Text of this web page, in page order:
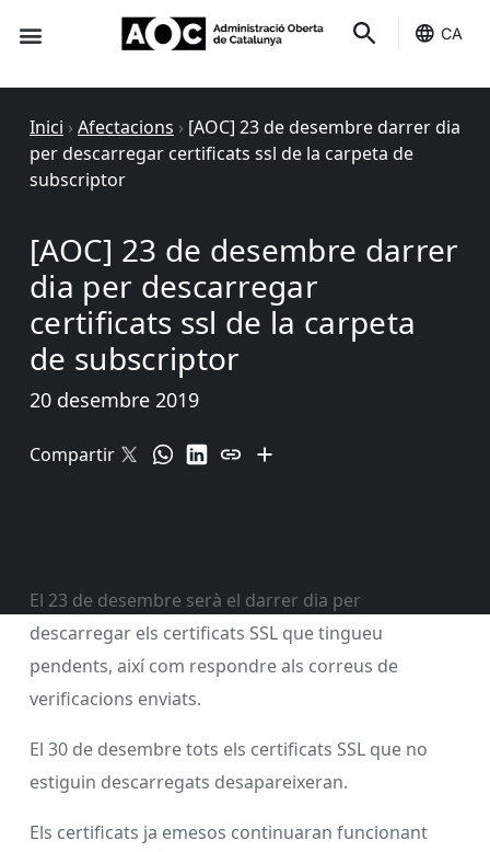
CA
Inici › Afectacions › [AOC] 23 de desembre darrer dia
per descarregar certificats ssl de la carpeta de
subscriptor
[AOC] 23 de desembre darrer
dia per descarregar
certificats ssl de la carpeta
de subscriptor
20 desembre 2019
Compartir
El 23 de desembre serà el darrer dia per
descarregar els certificats SSL que tingueu
pendents, així com respondre als correus de
verificacions enviats.
El 30 de desembre tots els certificats SSL que no
estiguin descarregats desapareixeran.
Els certificats ja emesos continuaran funcionant